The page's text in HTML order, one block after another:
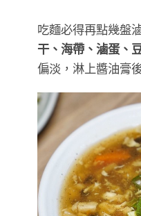
吃麵必得再點幾盤
干、海帶、滷蛋、
偏淡，淋上醬油膏